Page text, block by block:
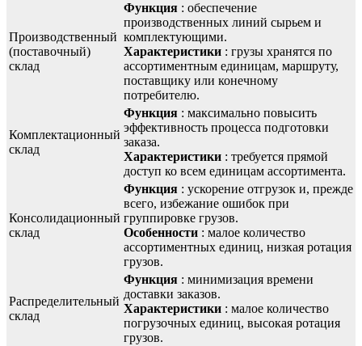
Производственный
(поставочный)
склад
Функция : обеспечение
производственных линий сырьем и
комплектующими.
Характеристики : грузы хранятся по
ассортиментным единицам, маршруту,
поставщику или конечному
потребителю.
Комплектационный
склад
Функция : максимально повысить
эффективность процесса подготовки
заказа.
Характеристики : требуется прямой
доступ ко всем единицам ассортимента.
Консолидационный
склад
Функция : ускорение отгрузок и, прежде
всего, избежание ошибок при
группировке грузов.
Особенности : малое количество
ассортиментных единиц, низкая ротация
грузов.
Распределительный
склад
Функция : минимизация времени
доставки заказов.
Характеристики : малое количество
погрузочных единиц, высокая ротация
грузов.